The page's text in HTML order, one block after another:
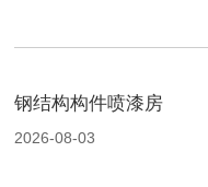
钢结构构件喷漆房
2026-08-03